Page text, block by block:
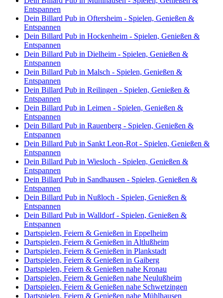
Entspannen
Dein Billard Pub in Oftersheim - Spielen, Genießen &
Entspannen
Dein Billard Pub in Hockenheim - Spielen, Genießen &
Entspannen
Dein Billard Pub in Dielheim - Spielen, Genießen &
Entspannen
Dein Billard Pub in Malsch - Spielen, Genießen &
Entspannen
Dein Billard Pub in Reilingen - Spielen, Genießen &
Entspannen
Dein Billard Pub in Leimen - Spielen, Genießen &
Entspannen
Dein Billard Pub in Rauenberg - Spielen, Genießen &
Entspannen
Dein Billard Pub in Sankt Leon-Rot - Spielen, Genießen &
Entspannen
Dein Billard Pub in Wiesloch - Spielen, Genießen &
Entspannen
Dein Billard Pub in Sandhausen - Spielen, Genießen &
Entspannen
Dein Billard Pub in Nußloch - Spielen, Genießen &
Entspannen
Dein Billard Pub in Walldorf - Spielen, Genießen &
Entspannen
Dartspielen, Feiern & Genießen in Eppelheim
Dartspielen, Feiern & Genießen in Altlußheim
Dartspielen, Feiern & Genießen in Plankstadt
Dartspielen, Feiern & Genießen in Gaiberg
Dartspielen, Feiern & Genießen nahe Kronau
Dartspielen, Feiern & Genießen nahe Neulußheim
Dartspielen, Feiern & Genießen nahe Schwetzingen
Dartspielen, Feiern & Genießen nahe Mühlhausen